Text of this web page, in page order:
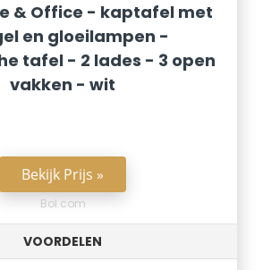
& Office - kaptafel met
en gloeilampen -
tafel - 2 lades - 3 open
vakken - wit
Bekijk Prijs »
Bol.com
VOORDELEN